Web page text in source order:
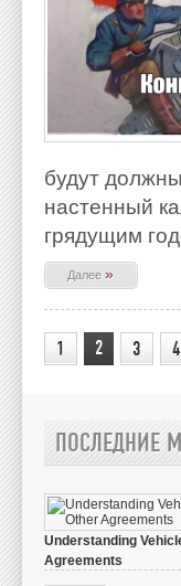
будут
настенный
грядущим
Далее»
1 2 3 4
ПОСЛЕДНИЕ
Understanding
Agreements